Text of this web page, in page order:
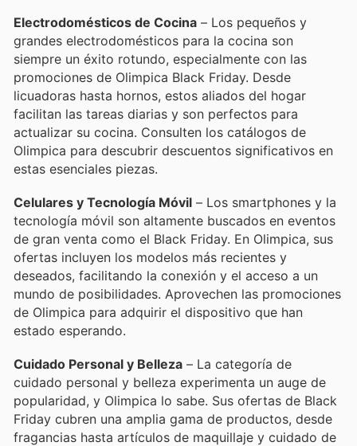
Electrodomésticos de Cocina – Los pequeños y
grandes electrodomésticos para la cocina son
siempre un éxito rotundo, especialmente con las
promociones de Olimpica Black Friday. Desde
licuadoras hasta hornos, estos aliados del hogar
facilitan las tareas diarias y son perfectos para
actualizar su cocina. Consulten los catálogos de
Olimpica para descubrir descuentos significativos en
estas esenciales piezas.
Celulares y Tecnología Móvil – Los smartphones y la
tecnología móvil son altamente buscados en eventos
de gran venta como el Black Friday. En Olimpica, sus
ofertas incluyen los modelos más recientes y
deseados, facilitando la conexión y el acceso a un
mundo de posibilidades. Aprovechen las promociones
de Olimpica para adquirir el dispositivo que han
estado esperando.
Cuidado Personal y Belleza – La categoría de
cuidado personal y belleza experimenta un auge de
popularidad, y Olimpica lo sabe. Sus ofertas de Black
Friday cubren una amplia gama de productos, desde
fragancias hasta artículos de maquillaje y cuidado de